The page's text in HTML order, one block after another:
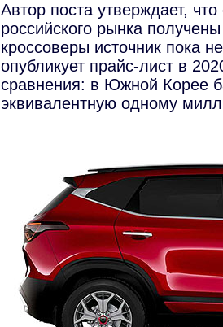
Автор поста утверждает,
российского рынка
кроссоверы источник пока
опубликует прайс-лист в
сравнения: в Южной Корее
эквивалентную одному